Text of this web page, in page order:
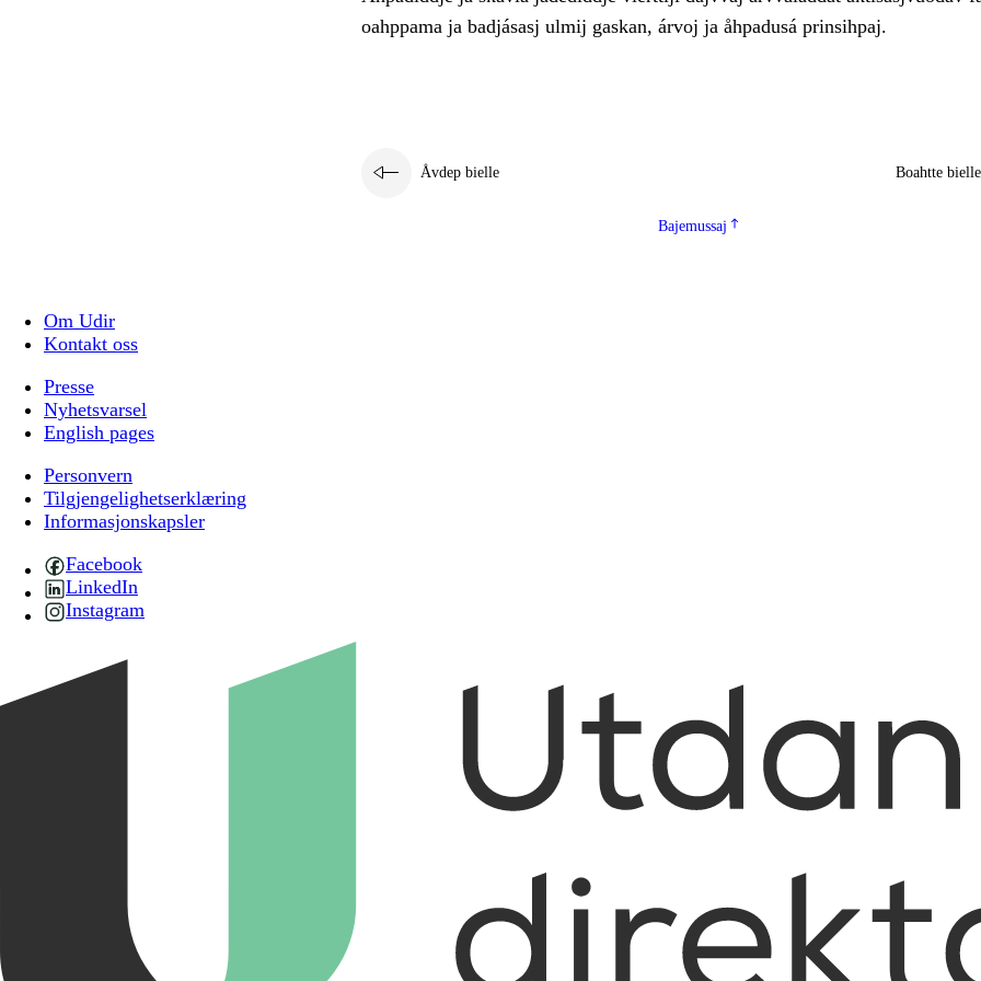
oahppama ja badjásasj ulmij gaskan, árvoj ja åhpadusá prinsihpaj.
Åvdep bielle Boahtte bielle
Bajemussaj
Om Udir
Kontakt oss
Presse
Nyhetsvarsel
English pages
Personvern
Tilgjengelighetserklæring
Informasjonskapsler
Facebook
LinkedIn
Instagram